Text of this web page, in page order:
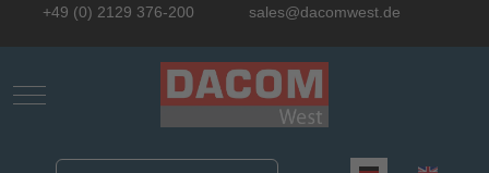
+49 (0) 2129 376-200 sales@dacomwest.de
Mobile Menu Toggle
Sprache auswählen